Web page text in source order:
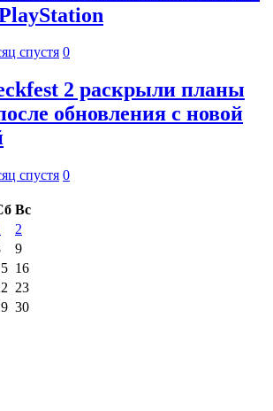
спустя 0
2 раскрыли планы
обновления с новой
спустя 0
Вс
2
9
16
23
30